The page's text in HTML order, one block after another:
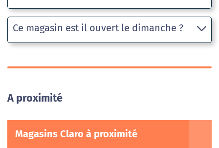
Ce magasin est il ouvert le dimanche ?
A proximité
Magasins Claro à proximité